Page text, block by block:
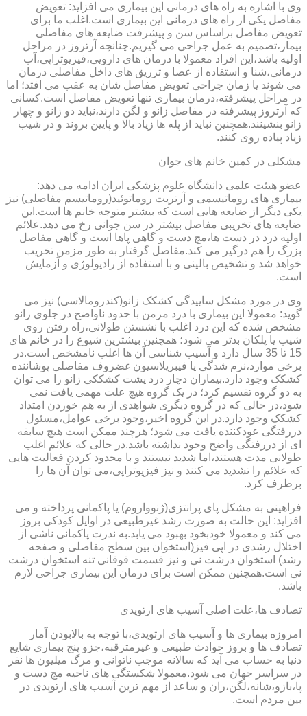
وی با اشاره به راه های درمانی این بیماری می افزاید: تعویض
مفاصل یکی از راه های درمانی این بیماری است.اغلب ما برای
تعویض مفاصل براساس سن و پیشرفت ضایعه های مفاصلی
بیمار،تصمیم به عمل جراحی می گیریم.چنانچه آرتروز در مراحل
اولیه باشد،این افراد معمولا با درمان های دارویی،فیزیوتراپی،آب
درمانی،شنا و استفاده از عصا و تزریق های داخل مفاصلی درمان
می شوند یا زمان جراحی تعویض مفاصل شان به عقب می افتد؛ اما
در مراحل پیشرفته،درمان بیماری تنها تعویض مفاصل است.کسانی
که آرتروز پیشرفته در مفاصل زانو و لگن دارند،نباید دو زانو و چهار
زانو بنشینند.همچنین نباید از پله ها زیاد بالا و پایین بروند و در شیب
زیاد پیاده روی کنند.
مشکلی در کمین خانم های جوان
عضو هیئت علمی دانشگاه علوم پزشکی ایران ادامه می دهد:
بیماری های روماتیسمی و آرتریت روماتوئید(روماتیسم مفاصلی) نیز
یکی دیگر از ضایعه هایی است که بیشتر متوجه خانم ها است.این
ضایعه های تخریبی مفاصل بیشتر در سن جوانی رخ می دهد.علائم
اولیه درد در دست ها،مچ دست و گاهی پاها است و گاهی مفاصل
بزرگ را هم درگیر می کند.مفاصل گرفتار به طور مزمن تخریب
خواهد شد و تشخیص بالینی و با استفاده از رادیولوژی و آزمایش
است.
وی در مورد مشکل ساییدگی کشکک زانو(کندرومالاسی) نیز می
گوید: معمولا این بیماری با درد مزمن با حدود ناواضح در جلوی زانو
مشخص شده که این درد اغلب با نشستن طولانی،راه رفتن روی
شیب یا پلکان بدتر می شود؛ همچنین بیشترین شیوع را در خانم های
15 تا 35 سال دارد و آسیب شناسی آن ها اغلب نامشخص است.در
برخی موارد،نرم شدگی یا فیبریلاسیون غضروف مفاصلی پوشاننده
کشکک وجود دارد.بیماران دچار درد پشت کشککی زانو را می توان
به دو گروه تقسیم کرد؛ در یک گروه هیچ علت مهمی یافت نمی
شود،در حالی که در گروه دیگری شواهدی از به هم خوردن امتداد
کشکک وجود دارد.در این گروه اخیر،وجود برخی عوامل،مسئول
دررفتگی عودکننده یافت می شود؛ هرچند ممکن است هیچ سابقه
ای از دررفتگی واضح وجود نداشته باشد.در حالی که علائم اغلب
طولانی مدت هستند،اما شدید نیستند و با محدود کردن فعالیت هایی
که علائم را تشدید می کنند و نیز فیزیوتراپی،می توان آن ها را
برطرف کرد.
فراهینی به مشکل پای پرانتزی(ژنوواروم) یا پاکمانی پرداخته و می
افزاید: این حالت به صورت رشد غیرطبیعی در اوایل کودکی بروز
می کند و معمولا خودبخود بهبود می یابد.به ندرت پاکمانی ناشی از
اختلال رشدی در اپی فیز(استخوان بین سطح مفاصلی و صفحه
رشد) استخوان درشت نی و نیز قسمت فوقانی تنه استخوان درشت
نی است.همچنین ممکن است برای درمان این بیماری جراحی لازم
باشد.
تصادف ها،علت اصلی آسیب های ارتوپدی
امروزه بیماری ها و آسیب های ارتوپدی،با توجه به بالابودن آمار
تصادف ها و بروز حوادث طبیعی و غیرمترقبه،جزو پنج بیماری شایع
دنیا به حساب می آید که سالانه موجب ناتوانی و مرگ میلیون ها نفر
در سراسر جهان می شود.معمولا شکستگی های ناحیه مچ دست و
پا،بازو،شانه،لگن،ران و ساعد از مهم ترین آسیب های ارتوپدی در
بین مردم است.